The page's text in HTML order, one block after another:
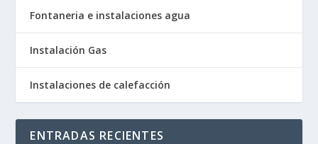
Fontaneria e instalaciones agua
Instalación Gas
Instalaciones de calefacción
ENTRADAS RECIENTES